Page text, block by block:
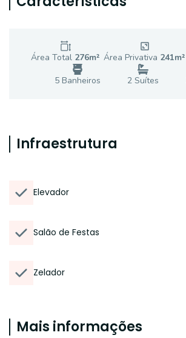
Área Total 276m² Área Privativa 241m²
5Banheiros 2 Suítes
Infraestrutura
Elevador
Salão de Festas
Zelador
Mais informações